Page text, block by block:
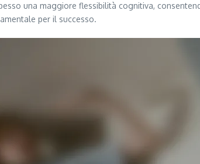
una maggiore flessibilità cognitiva,
per il successo.